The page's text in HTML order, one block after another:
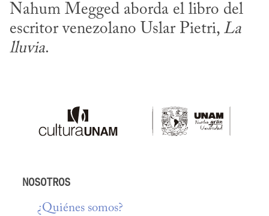
Nahum Megged aborda el libro del
escritor venezolano Uslar Pietri, La
lluvia.
NOSOTROS
¿Quiénes somos?